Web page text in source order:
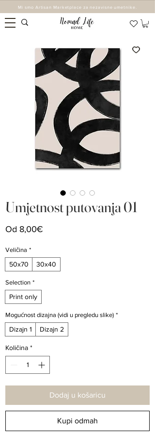
Mi smo Artisan Marketplace za nezavisne umetnike.
Umjetnost putovanja 01
Od 8,00€
Veličina *
50x70 30x40
Selection *
Print only
Mogućnost dizajna (vidi u pregledu slike) *
Dizajn 1 Dizajn 2
Količina *
Dodaj u košaricu
Kupi odmah